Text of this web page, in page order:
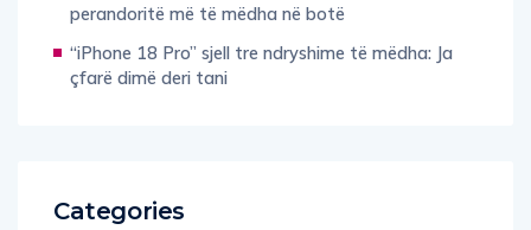
“iPhone 18 Pro” sjell tre ndryshime të mëdha: Ja
çfarë dimë deri tani